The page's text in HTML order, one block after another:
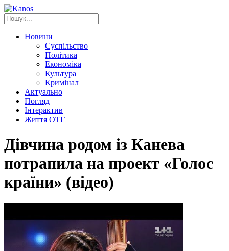
Новини
Суспільство
Політика
Економіка
Культура
Кримінал
Актуально
Погляд
Інтерактив
Життя ОТГ
Дівчина родом із Канева
потрапила на проект «Голос
країни» (відео)